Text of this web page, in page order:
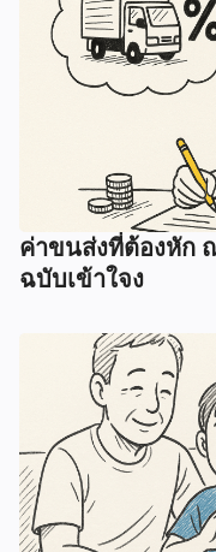
ค่าขนส่งที่ต้องหัก
ฉบับเข้าใจง